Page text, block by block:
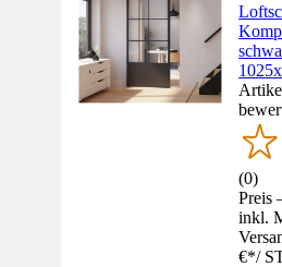
(0)
Preis
inkl.
€*/